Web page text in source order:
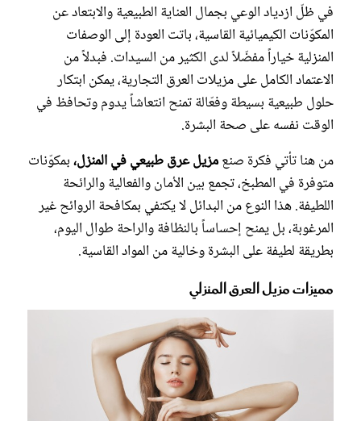
في ظلّ ازدياد الوعي بجمال العناية الطبيعية والابتعاد عن
المكوّنات الكيميائية القاسية، باتت العودة إلى الوصفات
المنزلية خياراً مفضّلاً لدى الكثير من السيدات. فبدلاً من
الاعتماد الكامل على مزيلات العرق التجارية، يمكن ابتكار
حلول طبيعية بسيطة وفعّالة تمنح انتعاشاً يدوم وتحافظ في
الوقت نفسه على صحة البشرة.
من هنا تأتي فكرة صنعمزيل عرق طبيعي في المنزل،بمكوّنات
متوفرة في المطبخ، تجمع بين الأمان والفعالية والرائحة
اللطيفة. هذا النوع من البدائل لا يكتفي بمكافحة الروائح غير
المرغوبة، بل يمنح إحساساً بالنظافة والراحة طوال اليوم،
بطريقة لطيفة على البشرة وخالية من المواد القاسية.
مميزات مزيل العرق المنزلي
مجلة سيدتي
غلاف رفمي